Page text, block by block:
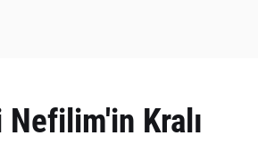
Kralı